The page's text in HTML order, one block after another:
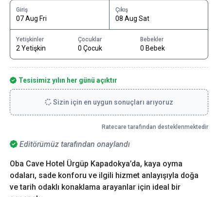
Editörümüz tarafından onaylandı
Oba Cave Hotel Ürgüp Kapadokya’da, kaya oyma
odaları, sade konforu ve ilgili hizmet anlayışıyla doğa
ve tarih odaklı konaklama arayanlar için ideal bir
Giriş
07 Aug Fri
Çıkış
08 Aug Sat
Yetişkinler
2 Yetişkin
Çocuklar
0 Çocuk
Bebekler
0 Bebek
Tesisimiz yılın her günü açıktır
Sizin için en uygun sonuçları arıyoruz
Ratecare tarafından desteklenmektedir